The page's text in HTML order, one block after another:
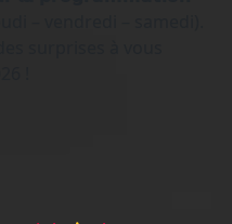
– vendredi – samedi).
surprises à vous
!